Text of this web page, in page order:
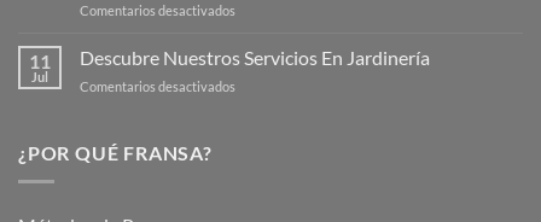
Plantas
Comentarios desactivados
tu
Jardín
11
Jul
Descubre Nuestros Servicios En Jardinería
Comentarios desactivados
¿POR QUÉ FRANSA?